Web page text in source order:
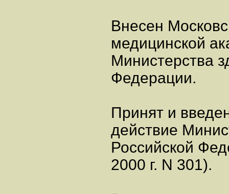
Внесен
медицинской
Министерства
Федерации.
Принят и
действие
Российской
2000 г. N 301).